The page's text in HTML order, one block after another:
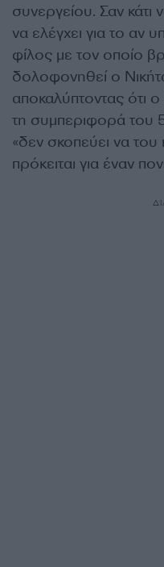
συνεργείου. Σαν κάτι
να ελέγχει για το αν
φίλος με τον οποίο
δολοφονηθεί ο
αποκαλύπτοντας ότι
τη συμπεριφορά του
«δεν σκοπεύει να
πρόκειται για έναν